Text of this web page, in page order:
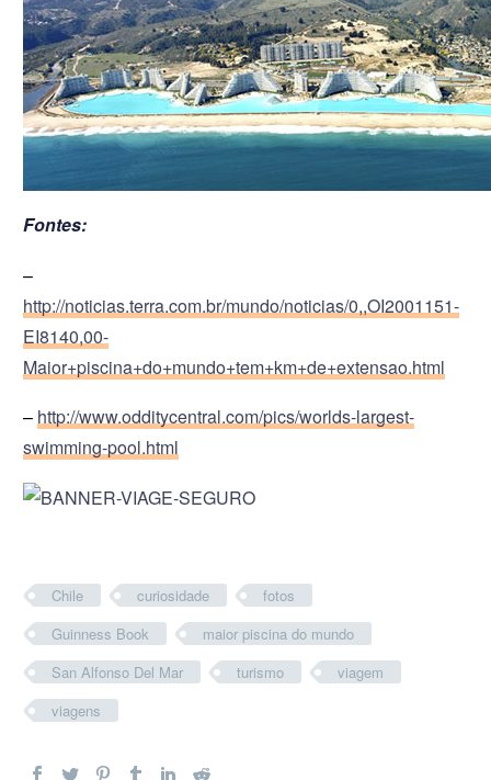
Fontes:
–
http://noticias.terra.com.br/mundo/noticias/0,,OI2001151-
EI8140,00-
Maior+piscina+do+mundo+tem+km+de+extensao.html
– http://www.odditycentral.com/pics/worlds-largest-
swimming-pool.html
Chile curiosidade
fotos
Guinness Book
maior piscina do mundo
San Alfonso Del Mar
turismo
viagem
viagens